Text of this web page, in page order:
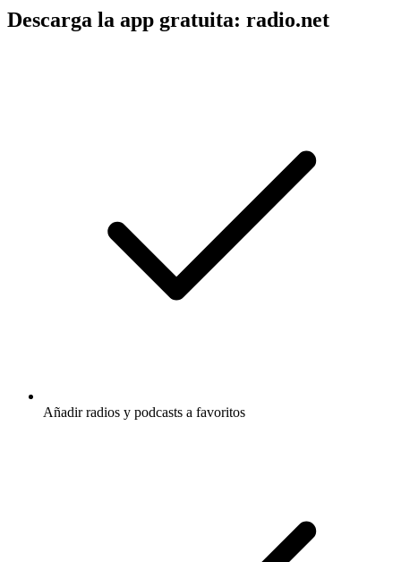
Descarga la app gratuita: radio.net
Añadir radios y podcasts a favoritos